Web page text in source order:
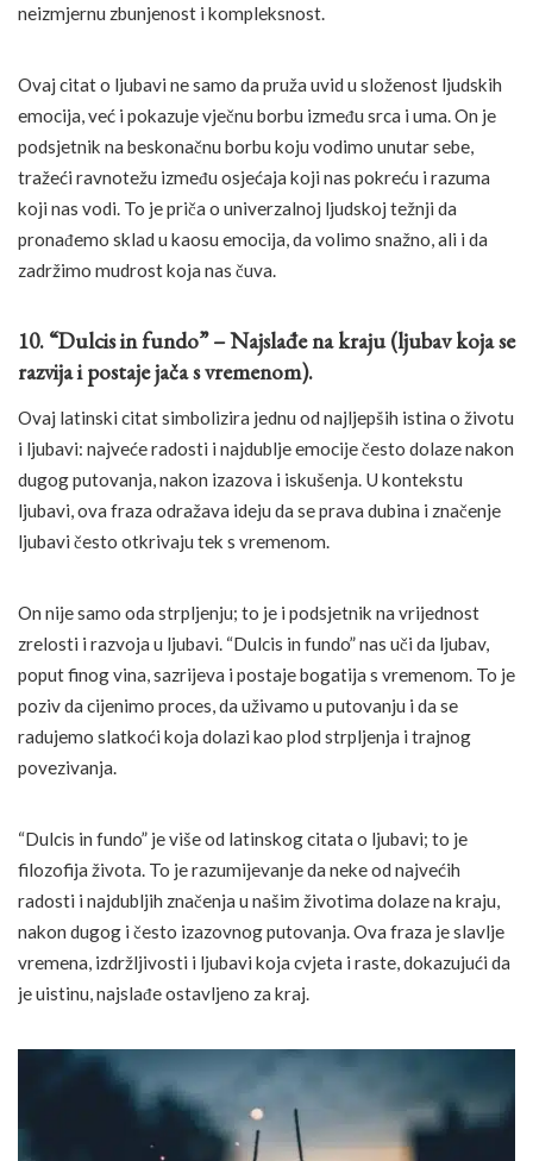
neizmjernu zbunjenost i kompleksnost.
Ovaj citat o ljubavi ne samo da pruža uvid u složenost ljudskih
emocija, već i pokazuje vječnu borbu između srca i uma. On je
podsjetnik na beskonačnu borbu koju vodimo unutar sebe,
tražeći ravnotežu između osjećaja koji nas pokreću i razuma
koji nas vodi. To je priča o univerzalnoj ljudskoj težnji da
pronađemo sklad u kaosu emocija, da volimo snažno, ali i da
zadržimo mudrost koja nas čuva.
10. “Dulcis in fundo” – Najslađe na kraju (ljubav koja se
razvija i postaje jača s vremenom).
Ovaj latinski citat simbolizira jednu od najljepših istina o životu
i ljubavi: najveće radosti i najdublje emocije često dolaze nakon
dugog putovanja, nakon izazova i iskušenja. U kontekstu
ljubavi, ova fraza odražava ideju da se prava dubina i značenje
ljubavi često otkrivaju tek s vremenom.
On nije samo oda strpljenju; to je i podsjetnik na vrijednost
zrelosti i razvoja u ljubavi. “Dulcis in fundo” nas uči da ljubav,
poput finog vina, sazrijeva i postaje bogatija s vremenom. To je
poziv da cijenimo proces, da uživamo u putovanju i da se
radujemo slatkoći koja dolazi kao plod strpljenja i trajnog
povezivanja.
“Dulcis in fundo” je više od latinskog citata o ljubavi; to je
filozofija života. To je razumijevanje da neke od najvećih
radosti i najdubljih značenja u našim životima dolaze na kraju,
nakon dugog i često izazovnog putovanja. Ova fraza je slavlje
vremena, izdržljivosti i ljubavi koja cvjeta i raste, dokazujući da
je uistinu, najslađe ostavljeno za kraj.